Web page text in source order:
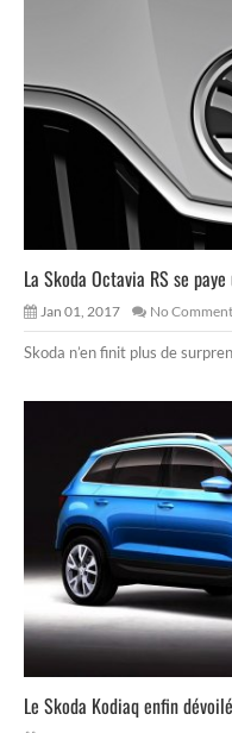
La Skoda Octavia RS se
Jan 01, 2017 No
Skoda n’en finit plus de
Le Skoda Kodiaq enfin